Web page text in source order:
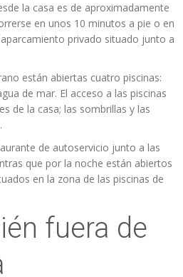
la casa es de aproximadamente
en unos 10 minutos a pie o en
privado situado junto a
están abiertas cuatro piscinas:
de mar. El acceso a las piscinas
de la casa; las sombrillas y las
de autoservicio junto a las
que por la noche están abiertos
en la zona de las piscinas de
fuera de